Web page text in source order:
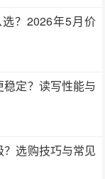
？2026年5月价
定？读写性能与
选购技巧与常见